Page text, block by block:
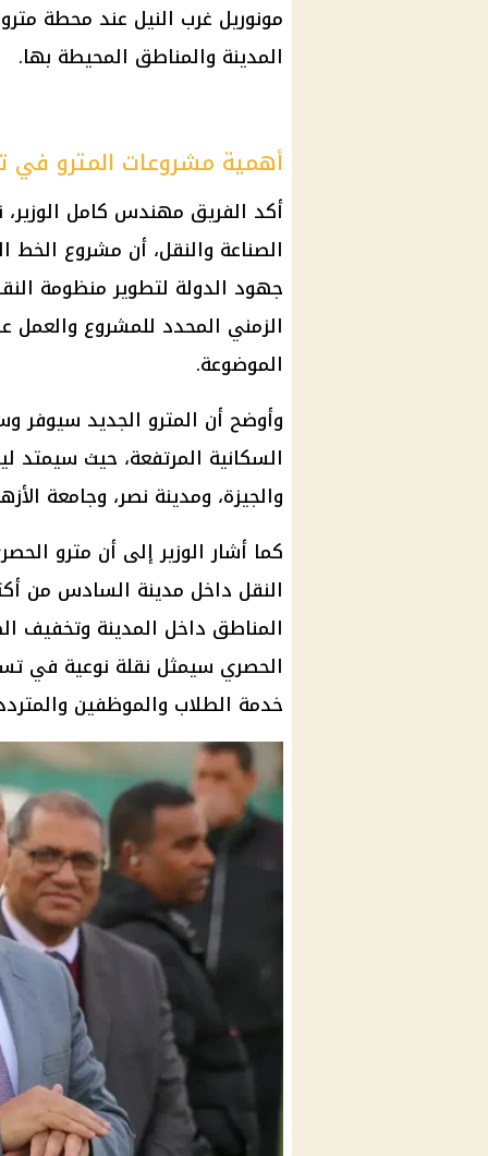
مونوريل غرب النيل عند محطة مترو
المدينة والمناطق المحيطة بها.
أهمية مشروعات المترو في
أكد الفريق مهندس كامل الوزير
الصناعة والنقل، أن مشروع الخط
جهود الدولة لتطوير منظومة
الزمني المحدد للمشروع
الموضوعة.
وأوضح أن المترو الجديد سيوفر
السكانية المرتفعة، حيث سيمتد
والجيزة، ومدينة نصر، وجامعة
كما أشار الوزير إلى أن مترو
النقل داخل مدينة السادس من
المناطق داخل المدينة وتخفيف
الحصري سيمثل نقلة نوعية في
خدمة الطلاب والموظفين